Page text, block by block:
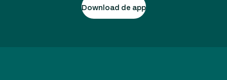
Download de app